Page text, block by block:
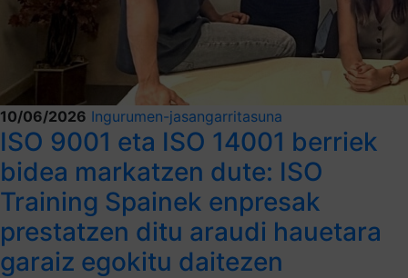
10/06/2026 Ingurumen-jasangarritasuna
ISO 9001 eta ISO 14001 berriek
bidea markatzen dute: ISO
Training Spainek enpresak
prestatzen ditu araudi hauetara
garaiz egokitu daitezen